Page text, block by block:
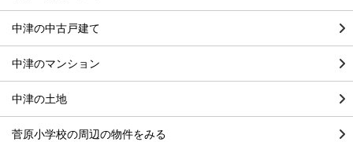
中津の中古戸建て
中津のマンション
中津の土地
菅原小学校の周辺の物件をみる